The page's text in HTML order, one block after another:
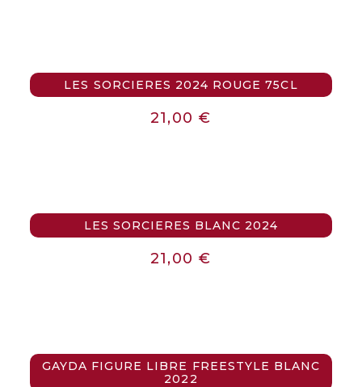
LES SORCIERES 2024 ROUGE 75CL
21,00 €
LES SORCIERES BLANC 2024
21,00 €
GAYDA FIGURE LIBRE FREESTYLE BLANC
2022